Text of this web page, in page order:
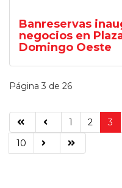
Banreservas
negocios en
Domingo Oeste
Página 3 de 26
1 2 3
10